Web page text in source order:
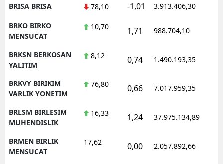
BRISA BRISA 78,10 -1,01 3.913.406,30
BRKO BIRKO
MENSUCAT
10,70 1,71 988.704,10
BRKSN BERKOSAN
YALITIM
8,12 0,74 1.490.193,35
BRKVY BIRIKIM
VARLIK YONETIM
76,80 0,66 7.017.959,35
BRLSM BIRLESIM
MUHENDISLIK
16,33 1,24 37.975.134,89
BRMEN BIRLIK
MENSUCAT
17,62 0,00 2.057.892,66